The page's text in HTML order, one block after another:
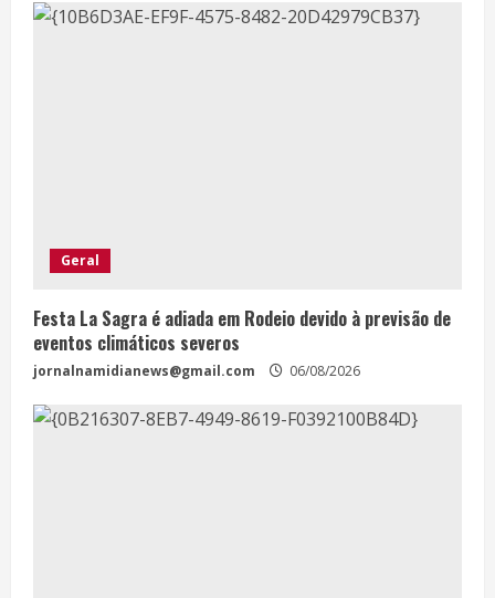
Geral
Festa La Sagra é adiada em Rodeio devido à previsão de
eventos climáticos severos
jornalnamidianews@gmail.com 06/08/2026